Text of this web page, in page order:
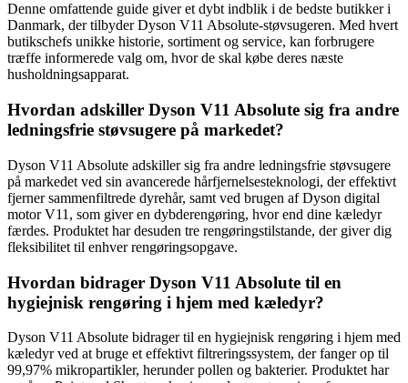
Denne omfattende guide giver et dybt indblik i de bedste butikker i
Danmark, der tilbyder Dyson V11 Absolute-støvsugeren. Med hvert
butikschefs unikke historie, sortiment og service, kan forbrugere
træffe informerede valg om, hvor de skal købe deres næste
husholdningsapparat.
Hvordan adskiller Dyson V11 Absolute sig fra andre
ledningsfrie støvsugere på markedet?
Dyson V11 Absolute adskiller sig fra andre ledningsfrie støvsugere
på markedet ved sin avancerede hårfjernelsesteknologi, der effektivt
fjerner sammenfiltrede dyrehår, samt ved brugen af Dyson digital
motor V11, som giver en dybderengøring, hvor end dine kæledyr
færdes. Produktet har desuden tre rengøringstilstande, der giver dig
fleksibilitet til enhver rengøringsopgave.
Hvordan bidrager Dyson V11 Absolute til en
hygiejnisk rengøring i hjem med kæledyr?
Dyson V11 Absolute bidrager til en hygiejnisk rengøring i hjem med
kæledyr ved at bruge et effektivt filtreringssystem, der fanger op til
99,97% mikropartikler, herunder pollen og bakterier. Produktet har